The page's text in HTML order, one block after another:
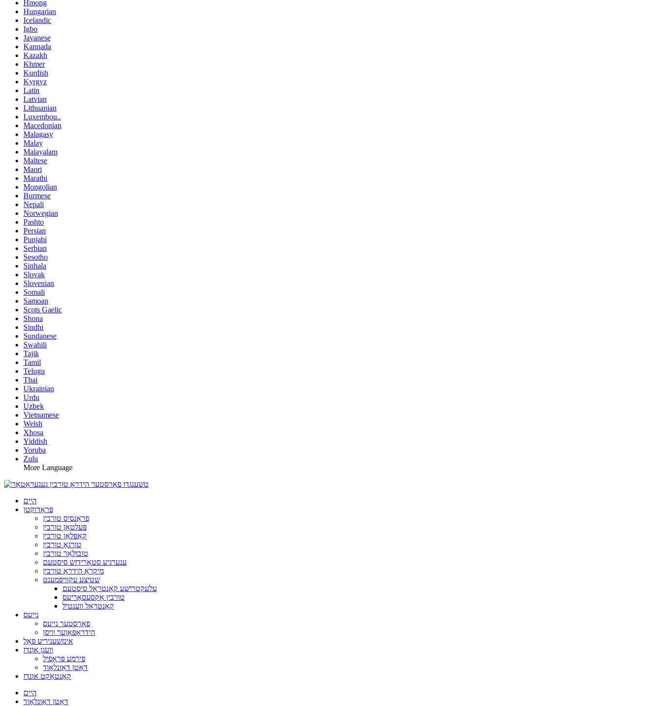
Hmong
Hungarian
Icelandic
Igbo
Javanese
Kannada
Kazakh
Khmer
Kurdish
Kyrgyz
Latin
Latvian
Lithuanian
Luxembou..
Macedonian
Malagasy
Malay
Malayalam
Maltese
Maori
Marathi
Mongolian
Burmese
Nepali
Norwegian
Pashto
Persian
Punjabi
Serbian
Sesotho
Sinhala
Slovak
Slovenian
Somali
Samoan
Scots Gaelic
Shona
Sindhi
Sundanese
Swahili
Tajik
Tamil
Telugu
Thai
Ukrainian
Urdu
Uzbek
Vietnamese
Welsh
Xhosa
Yiddish
Yoruba
Zulu
More Language
היים
פּראָדוקטן
פראַנסיס טורבין
פּעלטאָן טורבין
קאַפּלאַן טורבין
טורגאָ טורבין
טובולאַר טורבין
ענערגיע סטאָרידזש סיסטעם
מיקראָ הידראָ טורבין
שטיצע עקוויפּמענט
עלעקטרישע קאָנטראָל סיסטעם
טורבין אַקסעסאָריעס
קאָנטראָל ווענטיל
נייעס
פאָרסטער נייעס
הידראָפּאַוער וויסן
אינזשעניריע פאַל
וועגן אונדז
פירמע פּראָפיל
דאַטן דאַונלאָוד
קאָנטאַקט אונדז
היים
דאַטן דאַונלאָוד